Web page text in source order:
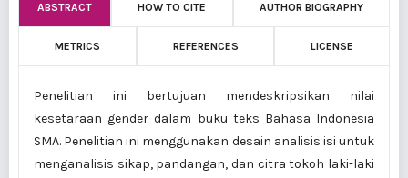
ABSTRACT HOW TO CITE AUTHOR BIOGRAPHY
METRICS REFERENCES LICENSE
Penelitian ini bertujuan mendeskripsikan nilai
kesetaraan gender dalam buku teks Bahasa Indonesia
SMA. Penelitian ini menggunakan desain analisis isi untuk
menganalisis sikap, pandangan, dan citra tokoh laki-laki